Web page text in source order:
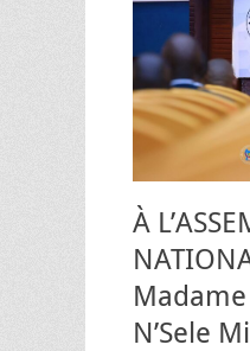
À
Madame
N’Sele